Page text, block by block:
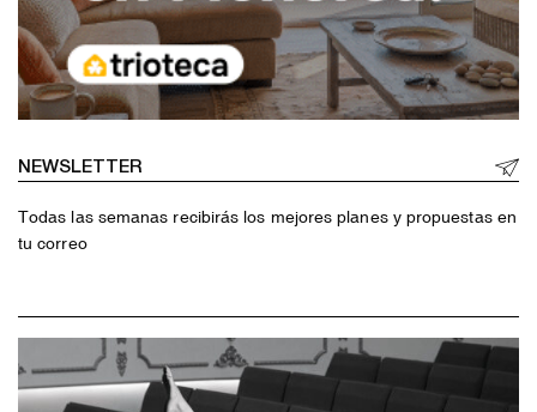
NEWSLETTER
Todas las semanas recibirás los mejores planes y propuestas en
tu correo